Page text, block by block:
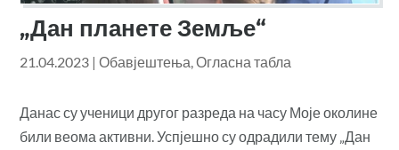
„Дан планете Земље“
21.04.2023 |Обавјештења,Огласна табла
Данас су ученици другог разреда на часу Моје околине
били веома активни. Успјешно су одрадили тему „Дан